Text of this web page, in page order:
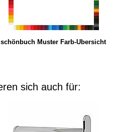
schönbuch Muster Farb-Übersicht
sich auch für: